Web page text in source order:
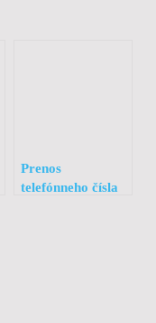
Prenos
telefónneho čísla